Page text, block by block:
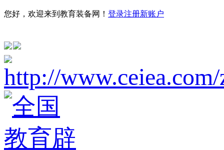
您好，欢迎来到教育装备网！ 登录注册新账户